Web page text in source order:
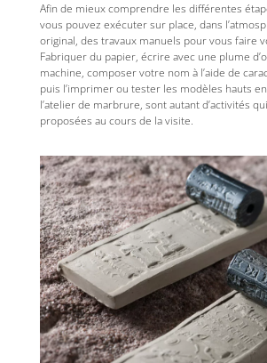
Afin de mieux comprendre les différentes
vous pouvez exécuter sur place, dans
original, des travaux manuels pour vous faire
Fabriquer du papier, écrire avec une plume
machine, composer votre nom à l’aide de
puis l’imprimer ou tester les modèles hauts
l’atelier de marbrure, sont autant d’activités
proposées au cours de la visite.